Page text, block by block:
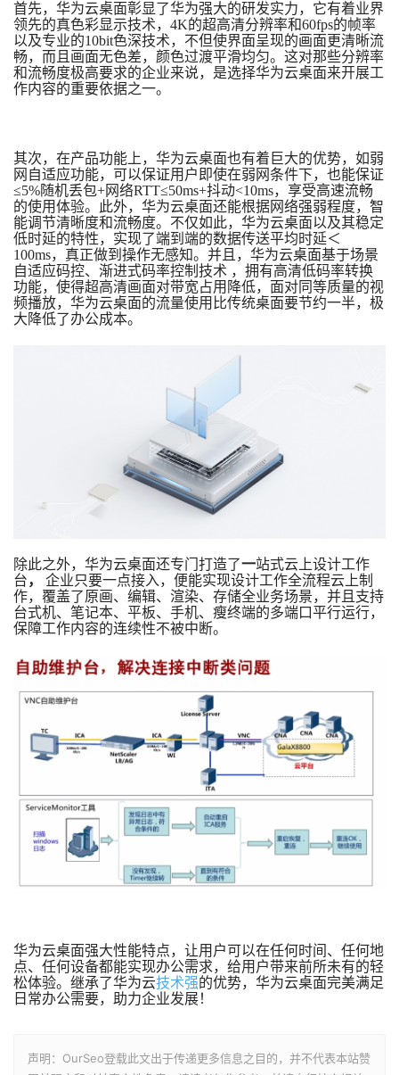
首先，华为云桌面彰显了华为强大的研发实力，它有着业界
领先的真色彩显示技术， 4K的超高清分辨率和60fps的帧率
以及专业的10bit色深技术，不但使界面呈现的画面更清晰流
畅，而且画面无色差，颜色过渡平滑均匀。这对那些分辨率
和流畅度极高要求的企业来说，是选择华为云桌面来开展工
作内容的重要依据之一。
其次，在产品功能上，华为云桌面也有着巨大的优势，如弱
网自适应功能，可以保证用户即使在弱网条件下，也能保证
≤5%随机丢包+网络RTT≤50ms+抖动<10ms，享受高速流畅
的使用体验。此外，华为云桌面还能根据网络强弱程度，智
能调节清晰度和流畅度。不仅如此，华为云桌面以及其稳定
低时延的特性，实现了端到端的数据传送平均时延＜
100ms，真正做到操作无感知。并且，华为云桌面基于场景
自适应码控、渐进式码率控制技术 ，拥有高清低码率转换
功能，使得超高清画面对带宽占用降低，面对同等质量的视
频播放，华为云桌面的流量使用比传统桌面要节约一半，极
大降低了办公成本。
除此之外，华为云桌面还专门打造了一站式云上设计工作
台，
企业只要一点接入，便能实现设计工作全流程云上制
作，覆盖了原画、编辑、渲染、存储全业务场景，并且支持
台式机、笔记本、平板、手机、瘦终端的多端口平行运行，
保障工作内容的连续性不被中断。
华为云桌面强大性能特点，让用户可以在任何时间、任何地
点、任何设备都能实现办公需求，给用户带来前所未有的轻
松体验。继承了华为云技术强的优势，华为云桌面完美满足
日常办公需要，助力企业发展！
声明：OurSeo登载此文出于传递更多信息之目的，并不代表本站赞